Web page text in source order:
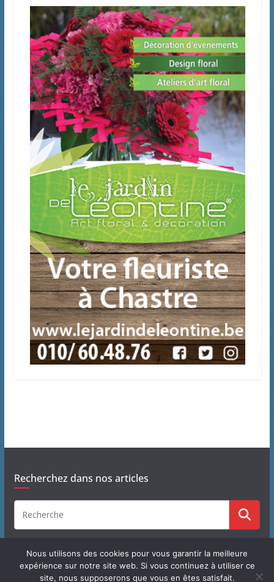
Recherchez dans nos articles
Nous utilisons des cookies pour vous garantir la meilleure
expérience sur notre site web. Si vous continuez à utiliser ce
site, nous supposerons que vous en êtes satisfait.